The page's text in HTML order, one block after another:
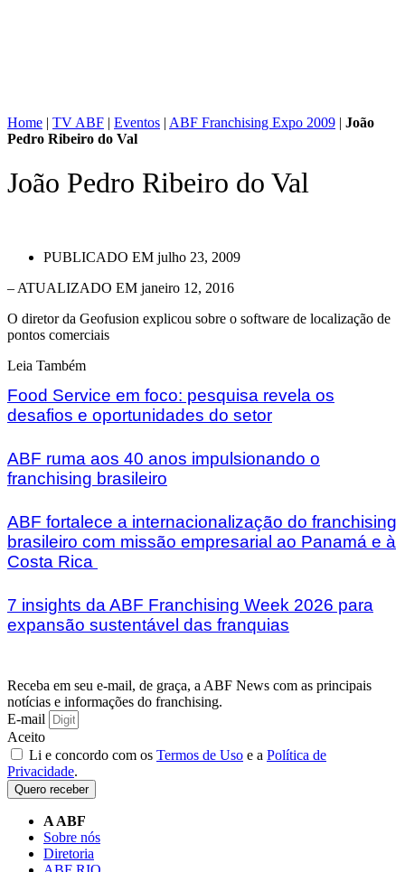
Home | TV ABF | Eventos | ABF Franchising Expo 2009 | João
Pedro Ribeiro do Val
João Pedro Ribeiro do Val
PUBLICADO EM julho 23, 2009
– ATUALIZADO EM janeiro 12, 2016
O diretor da Geofusion explicou sobre o software de localização de
pontos comerciais
Leia Também
Food Service em foco: pesquisa revela os
desafios e oportunidades do setor
ABF ruma aos 40 anos impulsionando o
franchising brasileiro
ABF fortalece a internacionalização do franchising
brasileiro com missão empresarial ao Panamá e à
Costa Rica
7 insights da ABF Franchising Week 2026 para
expansão sustentável das franquias
Receba em seu e-mail, de graça, a ABF News com as principais
notícias e informações do franchising.
E-mail
Aceito
Li e concordo com os Termos de Uso e a Política de
Privacidade.
Quero receber
A ABF
Sobre nós
Diretoria